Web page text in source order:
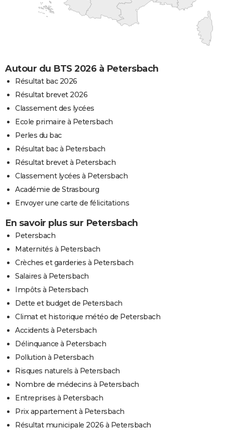
Autour du BTS 2026 à Petersbach
Résultat bac 2026
Résultat brevet 2026
Classement des lycées
Ecole primaire à Petersbach
Perles du bac
Résultat bac à Petersbach
Résultat brevet à Petersbach
Classement lycées à Petersbach
Académie de Strasbourg
Envoyer une carte de félicitations
En savoir plus sur Petersbach
Petersbach
Maternités à Petersbach
Crèches et garderies à Petersbach
Salaires à Petersbach
Impôts à Petersbach
Dette et budget de Petersbach
Climat et historique météo de Petersbach
Accidents à Petersbach
Délinquance à Petersbach
Pollution à Petersbach
Risques naturels à Petersbach
Nombre de médecins à Petersbach
Entreprises à Petersbach
Prix appartement à Petersbach
Résultat municipale 2026 à Petersbach